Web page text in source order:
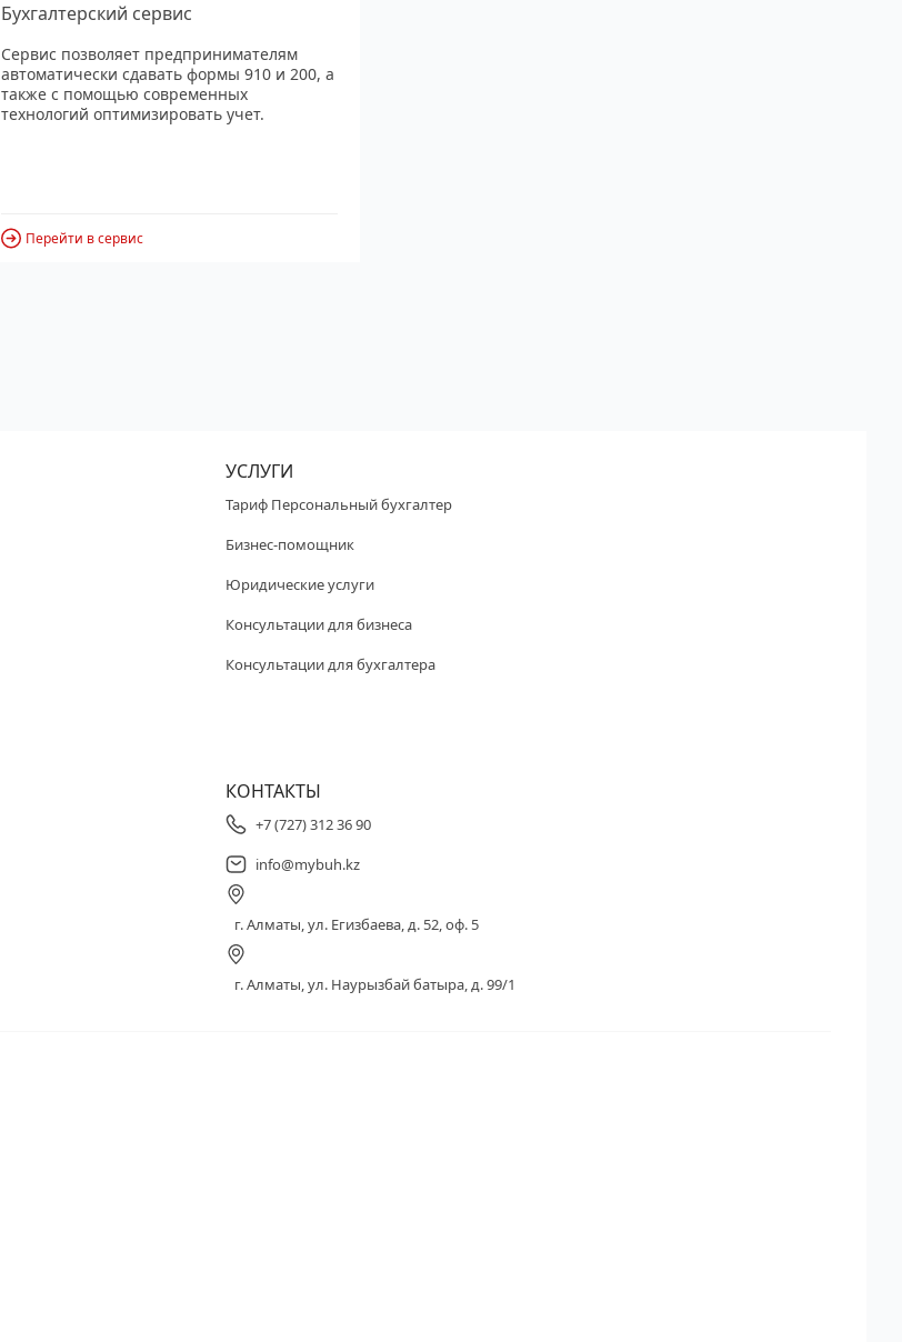
Бухгалтерский сервис
Сервис позволяет предпринимателям
автоматически сдавать формы 910 и 200, а
также с помощью современных
технологий оптимизировать учет.
Перейти в сервис
УСЛУГИ
Тариф Персональный бухгалтер
Бизнес-помощник
Юридические услуги
Консультации для бизнеса
Консультации для бухгалтера
КОНТАКТЫ
+7 (727) 312 36 90
info@mybuh.kz
г. Алматы, ул. Егизбаева, д. 52, оф. 5
г. Алматы, ул. Наурызбай батыра, д. 99/1